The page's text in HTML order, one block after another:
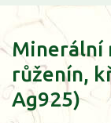
Minerální
růženín,
Ag925)